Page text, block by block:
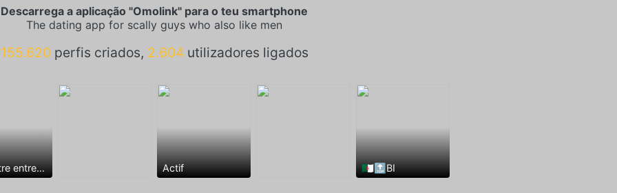
Descarrega a aplicação "Omolink" para o teu smartphone
The dating app for scally guys who also like men
155.620 perfis criados, 2.604utilizadores ligados
Rencontre entre mecs Actif 🇩🇿🔝BI